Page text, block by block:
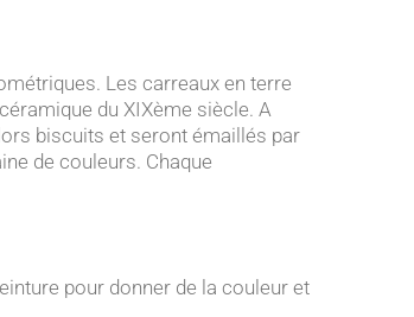
Les carreaux en terre
du XIXème siècle. A
biscuits et seront émaillés par
de couleurs. Chaque
pour donner de la couleur et